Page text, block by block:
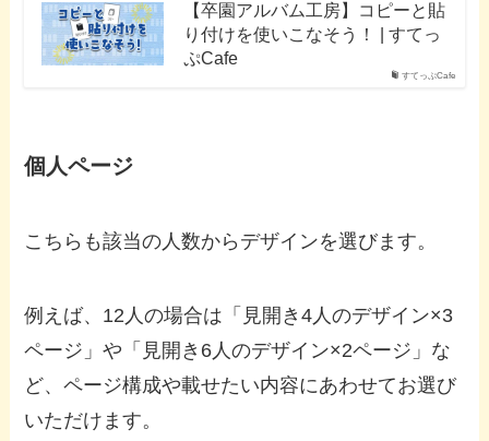
すてっぷCafe
【卒園アルバム工房】コピーと貼
り付けを使いこなそう！ | すてっ
ぷCafe
個人ページ
こちらも該当の人数からデザインを選びます。
例えば、12人の場合は「見開き4人のデザイン×3
ページ」や「見開き6人のデザイン×2ページ」な
ど、ページ構成や載せたい内容にあわせてお選び
いただけます。